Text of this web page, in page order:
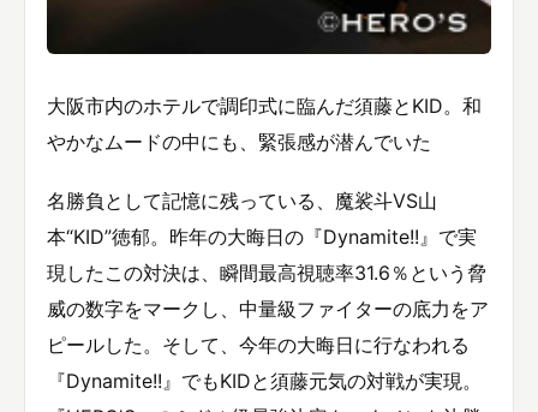
大阪市内のホテルで調印式に臨んだ須藤とKID。和
やかなムードの中にも、緊張感が潜んでいた
名勝負として記憶に残っている、魔裟斗VS山
本“KID”徳郁。昨年の大晦日の『Dynamite!!』で実
現したこの対決は、瞬間最高視聴率31.6％という脅
威の数字をマークし、中量級ファイターの底力をア
ピールした。そして、今年の大晦日に行なわれる
『Dynamite!!』でもKIDと須藤元気の対戦が実現。